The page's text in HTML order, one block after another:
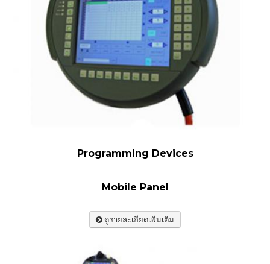
Programming Devices
Mobile Panel
ดูรายละเอียดเพิ่มเติม